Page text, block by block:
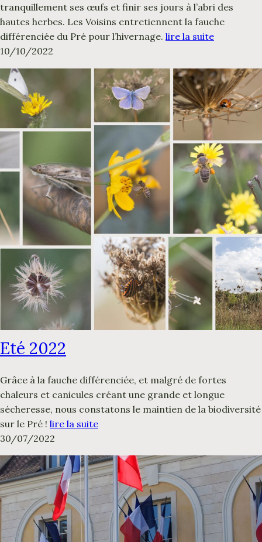
tranquillement ses œufs et finir ses jours à l’abri des
hautes herbes. Les Voisins entretiennent la fauche
différenciée du Pré pour l’hivernage. lire la suite
10/10/2022
Eté 2022
Grâce à la fauche différenciée, et malgré de fortes
chaleurs et canicules créant une grande et longue
sécheresse, nous constatons le maintien de la biodiversité
sur le Pré ! lire la suite
30/07/2022